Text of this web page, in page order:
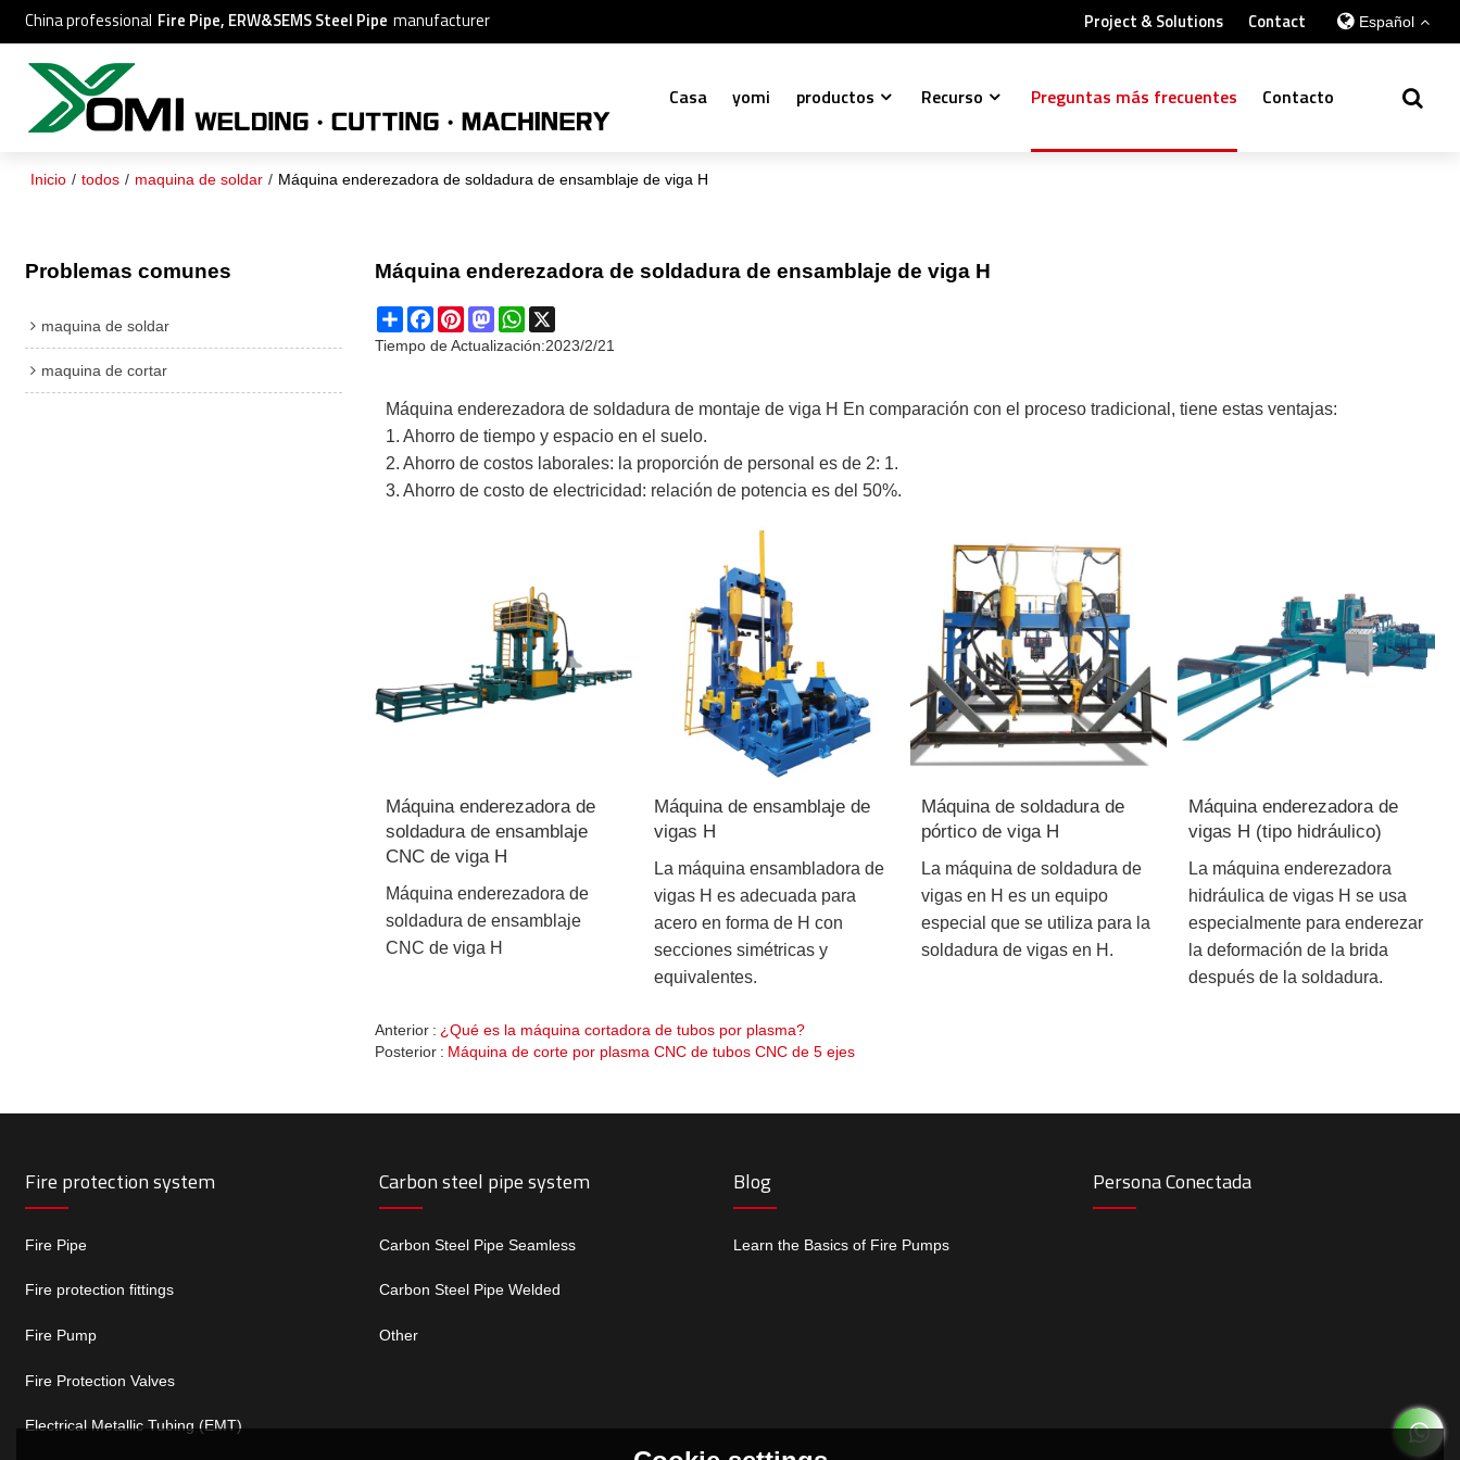
China professional Fire Pipe, ERW&SEMS Steel Pipe manufacturer Project & Solutions Contact Español
Casa yomi productos Recurso Preguntas más frecuentes Contacto
Inicio / todos / maquina de soldar / Máquina enderezadora de soldadura de ensamblaje de viga H
Problemas comunes
maquina de soldar
maquina de cortar
Máquina enderezadora de soldadura de ensamblaje de viga H
ShareFacebook
PinterestMastodonWhatsApp
Tiempo de Actualización:2023/2/21
Máquina enderezadora de soldadura de montaje de viga H En comparación con el proceso tradicional, tiene estas ventajas:
1. Ahorro de tiempo y espacio en el suelo.
2. Ahorro de costos laborales: la proporción de personal es de 2: 1.
3. Ahorro de costo de electricidad: relación de potencia es del 50%.
Máquina enderezadora de
soldadura de ensamblaje
CNC de viga H
Máquina enderezadora de
soldadura de ensamblaje
CNC de viga H
Máquina de ensamblaje de
vigas H
La máquina ensambladora de
vigas H es adecuada para
acero en forma de H con
secciones simétricas y
equivalentes.
Máquina de soldadura de
pórtico de viga H
La máquina de soldadura de
vigas en H es un equipo
especial que se utiliza para la
soldadura de vigas en H.
Máquina enderezadora de
vigas H (tipo hidráulico)
La máquina enderezadora
hidráulica de vigas H se usa
especialmente para enderezar
la deformación de la brida
después de la soldadura.
Anterior
¿Qué es la máquina cortadora de tubos por plasma?
Posterior
Máquina de corte por plasma CNC de tubos CNC de 5 ejes
Fire protection system
Fire Pipe
Fire protection fittings
Fire Pump
Fire Protection Valves
Electrical Metallic Tubing (EMT)
Carbon steel pipe system
Carbon Steel Pipe Seamless
Carbon Steel Pipe Welded
Other
Blog
Learn the Basics of Fire Pumps
Persona Conectada